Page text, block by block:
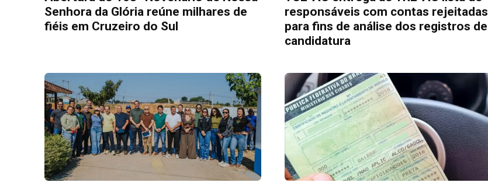
Senhora da Glória reúne milhares de
fiéis em Cruzeiro do Sul
responsáveis com contas rejeitadas
para fins de análise dos registros de
candidatura